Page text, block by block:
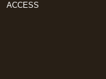
ACCESS